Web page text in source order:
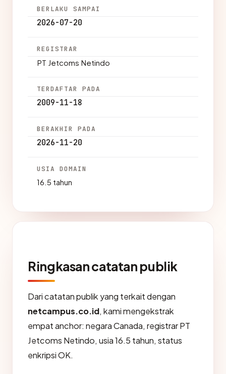
BERLAKU SAMPAI
2026-07-20
REGISTRAR
PT Jetcoms Netindo
TERDAFTAR PADA
2009-11-18
BERAKHIR PADA
2026-11-20
USIA DOMAIN
16.5 tahun
Ringkasan catatan publik
Dari catatan publik yang terkait dengan
netcampus.co.id, kami mengekstrak
empat anchor: negara Canada, registrar PT
Jetcoms Netindo, usia 16.5 tahun, status
enkripsi OK.